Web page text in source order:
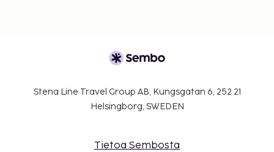
Stena Line Travel Group AB, Kungsgatan 6, 252 21
Helsingborg, SWEDEN
Tietoa Sembosta